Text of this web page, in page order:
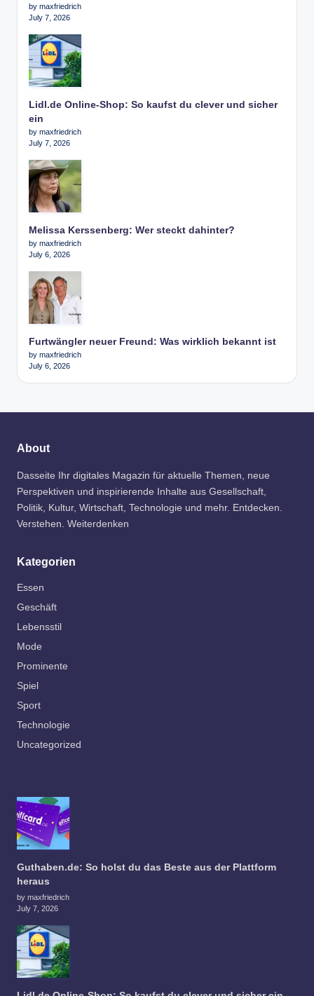
by maxfriedrich
July 7, 2026
Lidl.de Online-Shop: So kaufst du clever und sicher
ein
by maxfriedrich
July 7, 2026
Melissa Kerssenberg: Wer steckt dahinter?
by maxfriedrich
July 6, 2026
Furtwängler neuer Freund: Was wirklich bekannt ist
by maxfriedrich
July 6, 2026
About
Dasseite Ihr digitales Magazin für aktuelle Themen, neue
Perspektiven und inspirierende Inhalte aus Gesellschaft,
Politik, Kultur, Wirtschaft, Technologie und mehr. Entdecken.
Verstehen. Weiterdenken
Kategorien
Essen
Geschäft
Lebensstil
Mode
Prominente
Spiel
Sport
Technologie
Uncategorized
Guthaben.de: So holst du das Beste aus der Plattform
heraus
by maxfriedrich
July 7, 2026